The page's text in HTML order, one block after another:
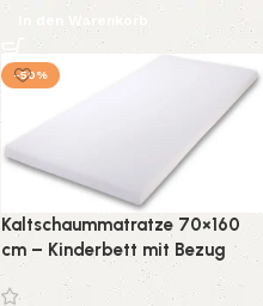
In den Warenkorb
-50%
Kaltschaummatratze 70×160
cm – Kinderbett mit Bezug